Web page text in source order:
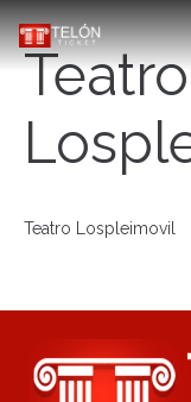
Teatro
Teatro Lospleimovil